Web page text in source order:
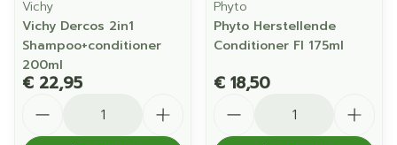
Vichy
Vichy Dercos 2in1
Shampoo+conditioner
200ml
€ 22,95
Phyto
Phyto Herstellende
Conditioner Fl 175ml
€ 18,50